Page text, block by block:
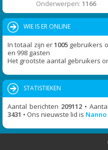
Onderwerpen: 1166
WIE IS ER ONLINE
In totaal zijn er1005 gebruikers
en 998 gasten
Het grootste aantal gebruikers
STATISTIEKEN
Aantal berichten 209112•
3431 • Ons nieuwste lid is Nanno